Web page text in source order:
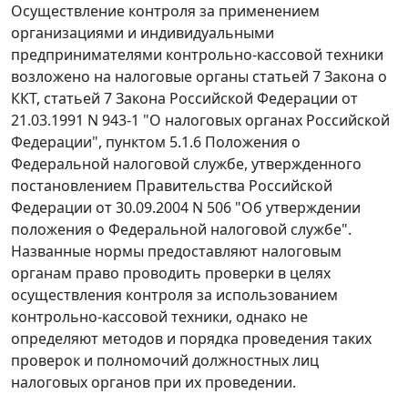
Осуществление контроля за применением
организациями и индивидуальными
предпринимателями контрольно-кассовой техники
возложено на налоговые органы статьей 7Закона о
ККТ, статьей 7Закона Российской Федерации от
21.03.1991 N 943-1 "О налоговых органах Российской
Федерации", пунктом 5.1.6 Положения о
Федеральной налоговой службе, утвержденного
постановлением Правительства Российской
Федерации от 30.09.2004 N 506 "Об утверждении
положения о Федеральной налоговой службе".
Названные нормы предоставляют налоговым
органам право проводить проверки в целях
осуществления контроля за использованием
контрольно-кассовой техники, однако не
определяют методов и порядка проведения таких
проверок и полномочий должностных лиц
налоговых органов при их проведении.